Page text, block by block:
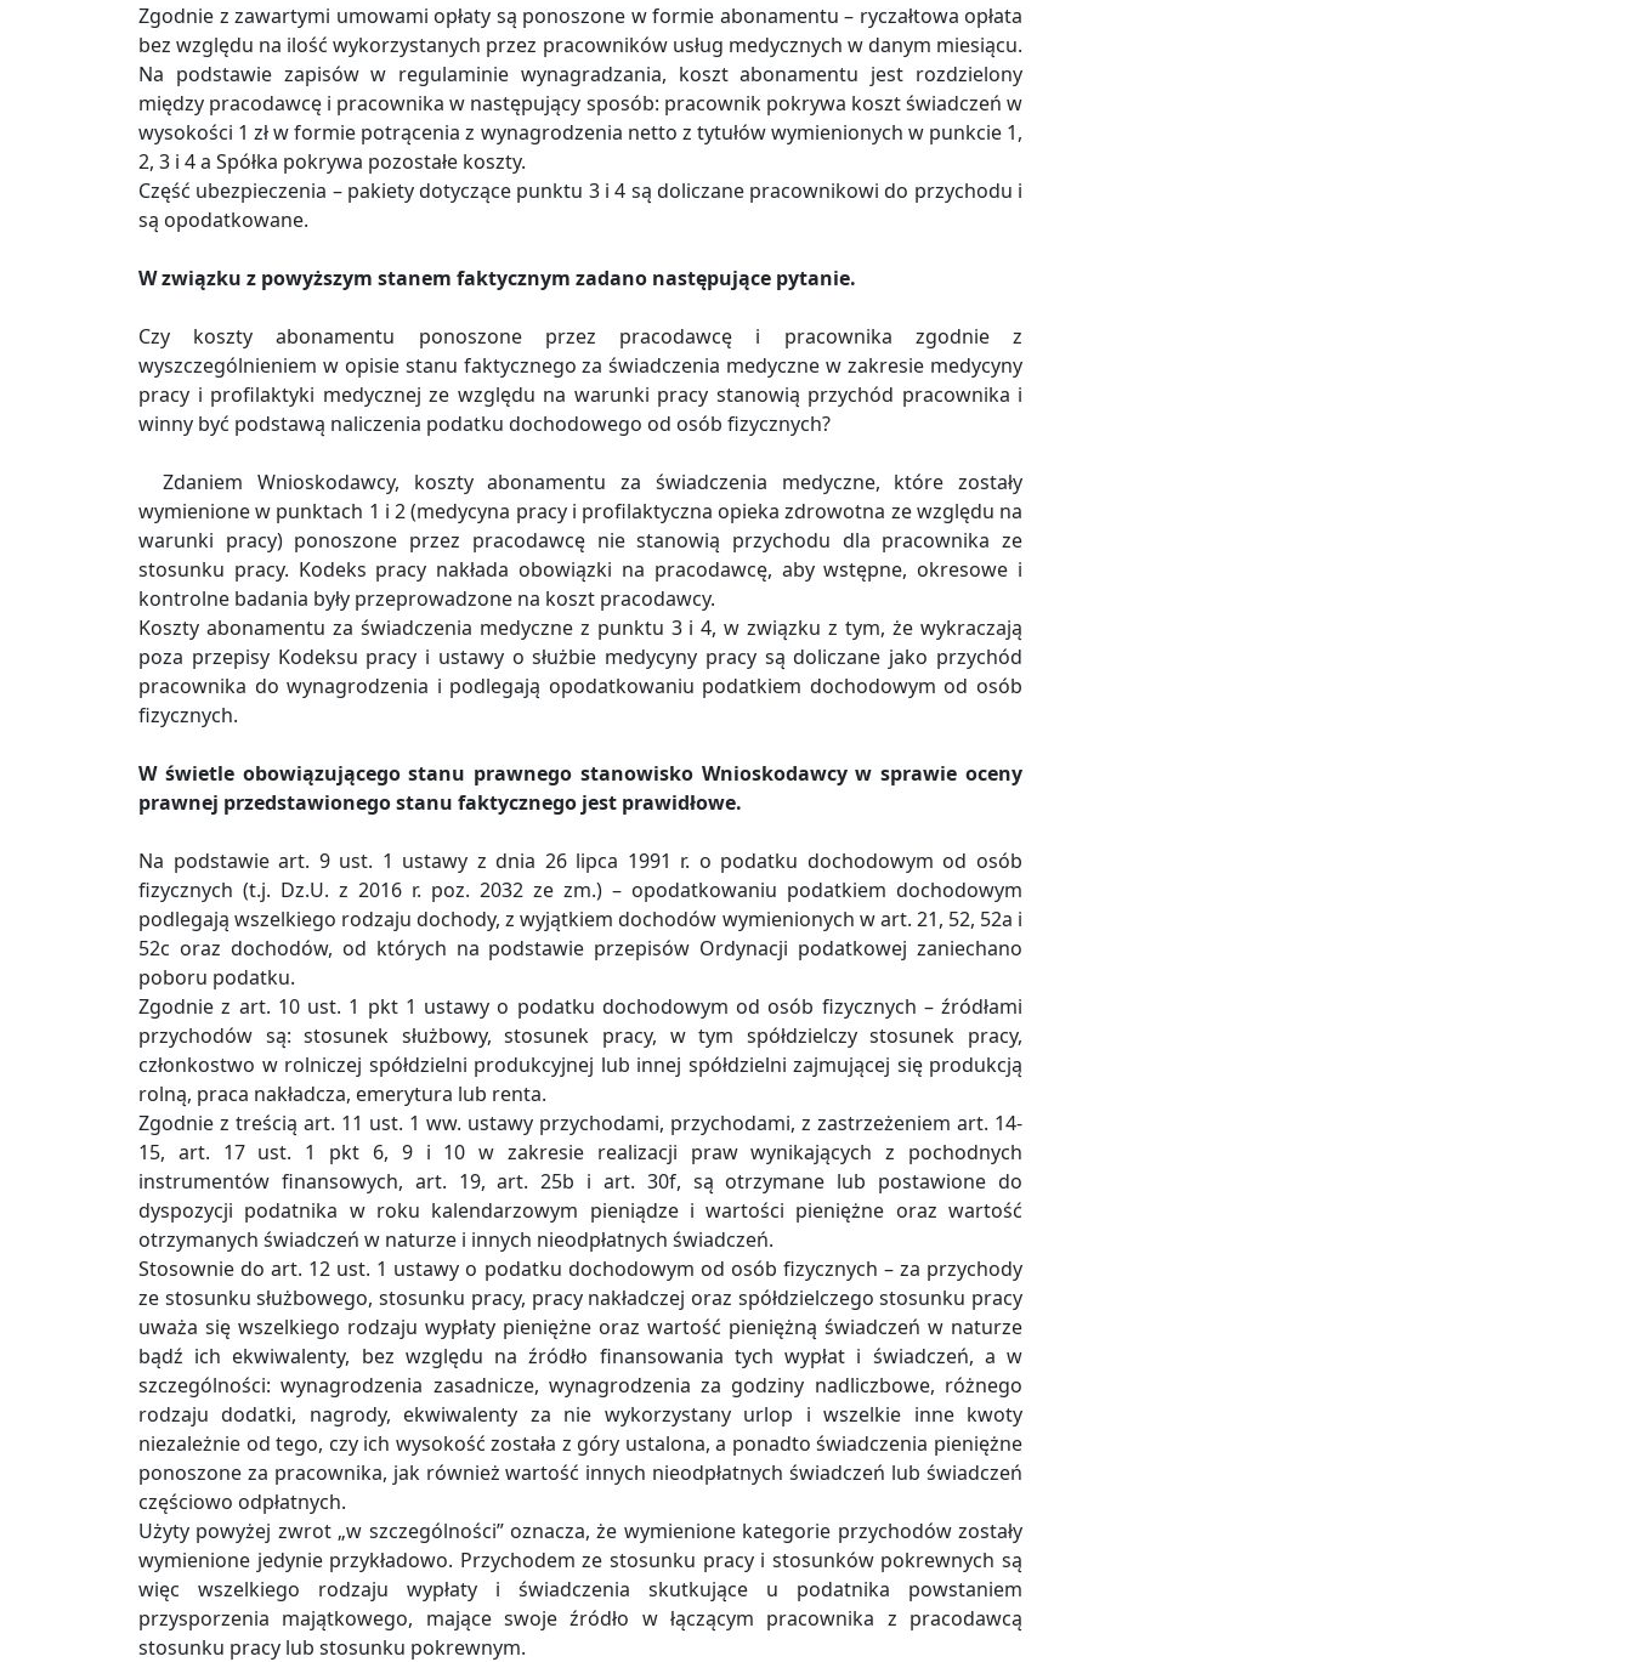
Zgodnie z zawartymi umowami opłaty są ponoszone w formie abonamentu – ryczałtowa opłata
bez względu na ilość wykorzystanych przez pracowników usług medycznych w danym miesiącu.
Na podstawie zapisów w regulaminie wynagradzania, koszt abonamentu jest rozdzielony
między pracodawcę i pracownika w następujący sposób: pracownik pokrywa koszt świadczeń w
wysokości 1 zł w formie potrącenia z wynagrodzenia netto z tytułów wymienionych w punkcie 1,
2, 3 i 4 a Spółka pokrywa pozostałe koszty.
Część ubezpieczenia – pakiety dotyczące punktu 3 i 4 są doliczane pracownikowi do przychodu i
są opodatkowane.
W związku z powyższym stanem faktycznym zadano następujące pytanie.
Czy koszty abonamentu ponoszone przez pracodawcę i pracownika zgodnie z
wyszczególnieniem w opisie stanu faktycznego za świadczenia medyczne w zakresie medycyny
pracy i profilaktyki medycznej ze względu na warunki pracy stanowią przychód pracownika i
winny być podstawą naliczenia podatku dochodowego od osób fizycznych?
Zdaniem Wnioskodawcy, koszty abonamentu za świadczenia medyczne, które zostały
wymienione w punktach 1 i 2 (medycyna pracy i profilaktyczna opieka zdrowotna ze względu na
warunki pracy) ponoszone przez pracodawcę nie stanowią przychodu dla pracownika ze
stosunku pracy. Kodeks pracy nakłada obowiązki na pracodawcę, aby wstępne, okresowe i
kontrolne badania były przeprowadzone na koszt pracodawcy.
Koszty abonamentu za świadczenia medyczne z punktu 3 i 4, w związku z tym, że wykraczają
poza przepisy Kodeksu pracy i ustawy o służbie medycyny pracy są doliczane jako przychód
pracownika do wynagrodzenia i podlegają opodatkowaniu podatkiem dochodowym od osób
fizycznych.
W świetle obowiązującego stanu prawnego stanowisko Wnioskodawcy w sprawie oceny
prawnej przedstawionego stanu faktycznego jest prawidłowe.
Na podstawie art. 9 ust. 1 ustawy z dnia 26 lipca 1991 r. o podatku dochodowym od osób
fizycznych (t.j. Dz.U. z 2016 r. poz. 2032 ze zm.) – opodatkowaniu podatkiem dochodowym
podlegają wszelkiego rodzaju dochody, z wyjątkiem dochodów wymienionych w art. 21, 52, 52a i
52c oraz dochodów, od których na podstawie przepisów Ordynacji podatkowej zaniechano
poboru podatku.
Zgodnie z art. 10 ust. 1 pkt 1 ustawy o podatku dochodowym od osób fizycznych – źródłami
przychodów są: stosunek służbowy, stosunek pracy, w tym spółdzielczy stosunek pracy,
członkostwo w rolniczej spółdzielni produkcyjnej lub innej spółdzielni zajmującej się produkcją
rolną, praca nakładcza, emerytura lub renta.
Zgodnie z treścią art. 11 ust. 1 ww. ustawy przychodami, przychodami, z zastrzeżeniem art. 14-
15, art. 17 ust. 1 pkt 6, 9 i 10 w zakresie realizacji praw wynikających z pochodnych
instrumentów finansowych, art. 19, art. 25b i art. 30f, są otrzymane lub postawione do
dyspozycji podatnika w roku kalendarzowym pieniądze i wartości pieniężne oraz wartość
otrzymanych świadczeń w naturze i innych nieodpłatnych świadczeń.
Stosownie do art. 12 ust. 1 ustawy o podatku dochodowym od osób fizycznych – za przychody
ze stosunku służbowego, stosunku pracy, pracy nakładczej oraz spółdzielczego stosunku pracy
uważa się wszelkiego rodzaju wypłaty pieniężne oraz wartość pieniężną świadczeń w naturze
bądź ich ekwiwalenty, bez względu na źródło finansowania tych wypłat i świadczeń, a w
szczególności: wynagrodzenia zasadnicze, wynagrodzenia za godziny nadliczbowe, różnego
rodzaju dodatki, nagrody, ekwiwalenty za nie wykorzystany urlop i wszelkie inne kwoty
niezależnie od tego, czy ich wysokość została z góry ustalona, a ponadto świadczenia pieniężne
ponoszone za pracownika, jak również wartość innych nieodpłatnych świadczeń lub świadczeń
częściowo odpłatnych.
Użyty powyżej zwrot „w szczególności” oznacza, że wymienione kategorie przychodów zostały
wymienione jedynie przykładowo. Przychodem ze stosunku pracy i stosunków pokrewnych są
więc wszelkiego rodzaju wypłaty i świadczenia skutkujące u podatnika powstaniem
przysporzenia majątkowego, mające swoje źródło w łączącym pracownika z pracodawcą
stosunku pracy lub stosunku pokrewnym.